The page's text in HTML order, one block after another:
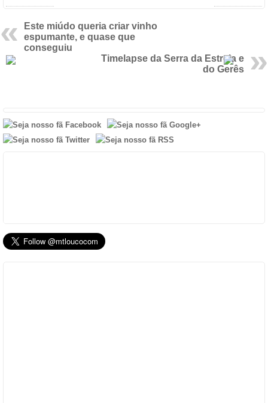
Este miúdo queria criar vinho
espumante, e quase que
conseguiu
Timelapse da Serra da Estrela e
do Gerês